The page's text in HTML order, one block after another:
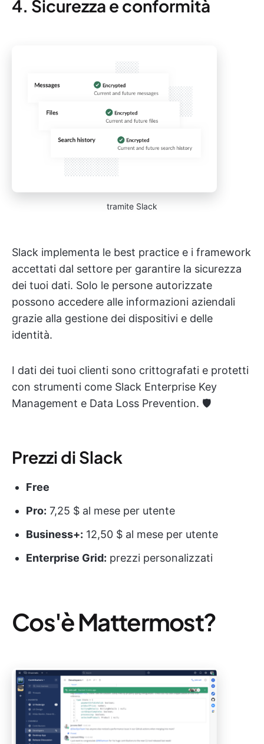
4. Sicurezza e conformità
tramite Slack
Slack implementa le best practice e i framework
accettati dal settore per garantire la sicurezza
dei tuoi dati. Solo le persone autorizzate
possono accedere alle informazioni aziendali
grazie alla gestione dei dispositivi e delle
identità.
I dati dei tuoi clienti sono crittografati e protetti
con strumenti come Slack Enterprise Key
Management e Data Loss Prevention. 🛡️
Prezzi di Slack
Free
Pro: 7,25 $ al mese per utente
Business+: 12,50 $ al mese per utente
Enterprise Grid: prezzi personalizzati
Cos'è Mattermost?